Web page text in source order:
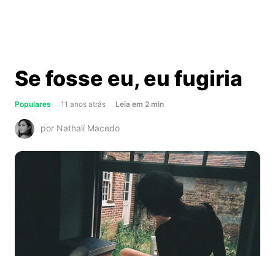
Se fosse eu, eu fugiria
Populares 11 anos atrás Leia about
eu
fugiria
em 2 min
por Nathalí Macedo